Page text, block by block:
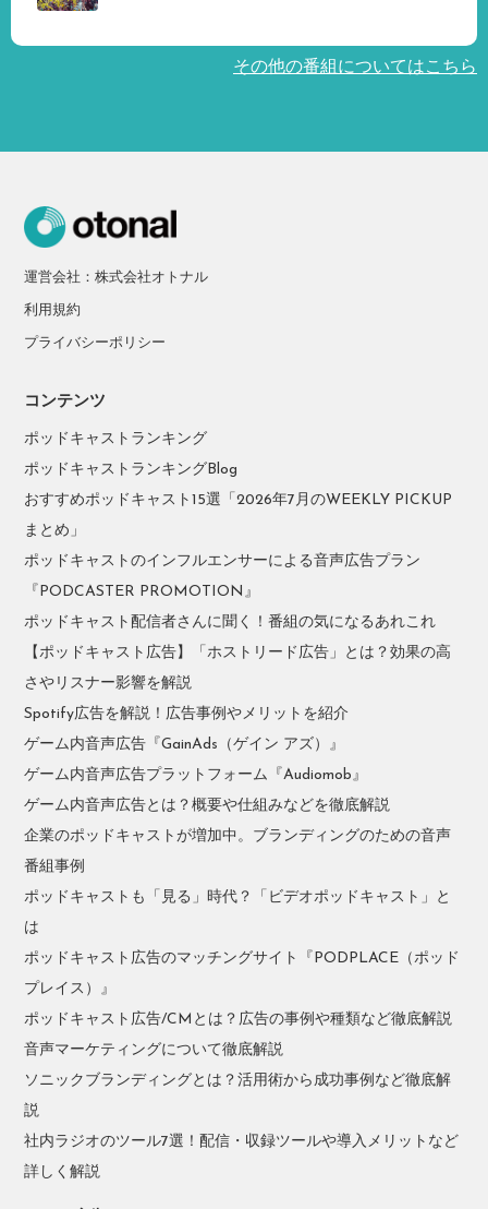
その他の番組についてはこちら
運営会社：株式会社オトナル
利用規約
プライバシーポリシー
コンテンツ
ポッドキャストランキング
ポッドキャストランキングBlog
おすすめポッドキャスト15選「2026年7月のWEEKLY PICKUP
まとめ」
ポッドキャストのインフルエンサーによる音声広告プラン
『PODCASTER PROMOTION』
ポッドキャスト配信者さんに聞く！番組の気になるあれこれ
【ポッドキャスト広告】「ホストリード広告」とは？効果の高
さやリスナー影響を解説
Spotify広告を解説！広告事例やメリットを紹介
ゲーム内音声広告『GainAds（ゲイン アズ）』
ゲーム内音声広告プラットフォーム『Audiomob』
ゲーム内音声広告とは？概要や仕組みなどを徹底解説
企業のポッドキャストが増加中。ブランディングのための音声
番組事例
ポッドキャストも「見る」時代？「ビデオポッドキャスト」と
は
ポッドキャスト広告のマッチングサイト『PODPLACE（ポッド
プレイス）』
ポッドキャスト広告/CMとは？広告の事例や種類など徹底解説
音声マーケティングについて徹底解説
ソニックブランディングとは？活用術から成功事例など徹底解
説
社内ラジオのツール7選！配信・収録ツールや導入メリットなど
詳しく解説